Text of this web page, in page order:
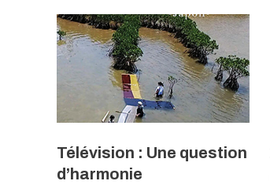
Télévision : Une question
d’harmonie